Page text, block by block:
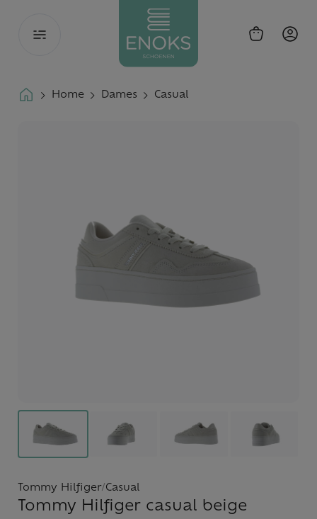
Toggle
Home Dames Casual
Tommy Hilfiger/Casual
Tommy Hilfiger casual beige